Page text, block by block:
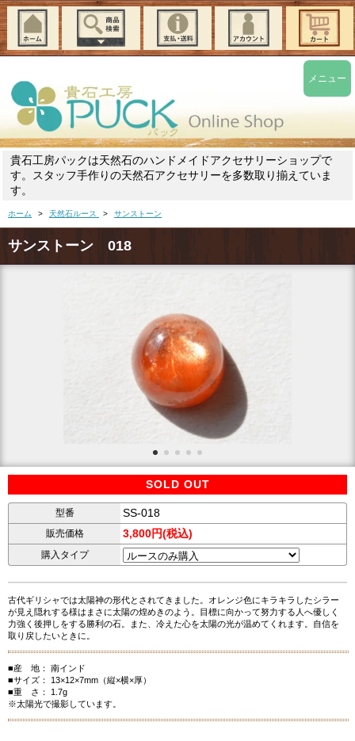
貴石工房パックは天然石のハンドメイドアクセサリーショップで
す。スタッフ手作りの天然石アクセサリーを多数取り揃えていま
す。
ホーム > 天然石ルース > サンストーン
サンストーン 018
SOLD OUT
型番 SS-018
販売価格 3,800円(税込)
購入タイプ
古代ギリシャでは太陽神の形代とされてきました。オレンジ色にキラキラしたシラー
が見え隠れする様はまさに太陽の煌めきのよう。目標に向かって努力する人へ優しく
力強く後押しをする勝利の石。また、冷えた心を太陽の光が温めてくれます。自信を
取り戻したいときに。
■産 地： 南インド
■サイズ： 13×12×7mm（縦×横×厚）
■重 さ： 1.7g
※太陽光で撮影しています。
メニュー